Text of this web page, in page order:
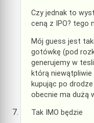
Czy jednak to
ceną z IPO? tego
Mój guess jest
gotówkę (pod
generujemy w
którą
kupując po
obecnie ma dużą
Tak IMO będzie